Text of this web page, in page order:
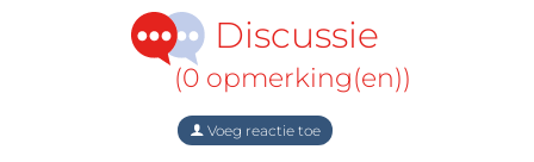
Discussie
(0 opmerking(en))
Voeg reactie toe